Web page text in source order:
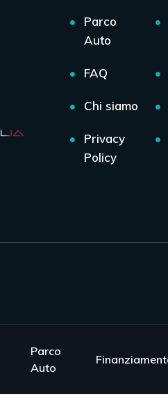
Parco
Auto
FAQ
Chi siamo
Privacy
Policy
Parco
Auto